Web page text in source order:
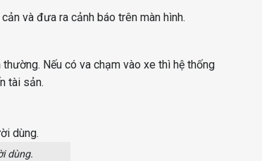
và đưa ra cảnh báo trên màn hình.
Nếu có va chạm vào xe thì hệ thống
tài sản.
dùng.